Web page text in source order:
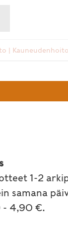
| Kauneudenhoito
1-2
samana
- 4,90 €.